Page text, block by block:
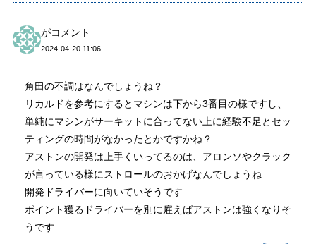
がコメント
2024-04-20 11:06
角田の不調はなんでしょうね？
リカルドを参考にするとマシンは下から3番目の様ですし、
単純にマシンがサーキットに合ってない上に経験不足とセッ
ティングの時間がなかったとかですかね？
アストンの開発は上手くいってるのは、アロンソやクラック
が言っている様にストロールのおかげなんでしょうね
開発ドライバーに向いていそうです
ポイント獲るドライバーを別に雇えばアストンは強くなりそ
うです